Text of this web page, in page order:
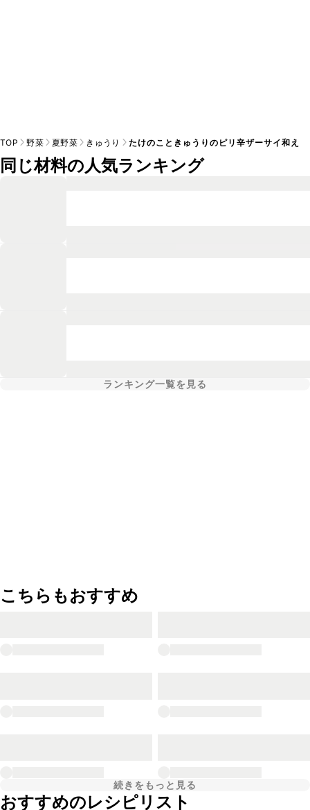
TOP 野菜 夏野菜 きゅうり たけのこときゅうりのピリ辛ザーサイ和え
同じ材料の人気ランキング
ランキング一覧を見る
こちらもおすすめ
続きをもっと見る
おすすめのレシピリスト